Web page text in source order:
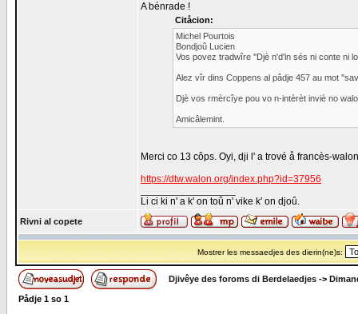
A bénrade !
Citåcion:
Michel Pourtois
Bondjoû Lucien
Vos povez tradwîre ''Djè n'd'in sés ni conte ni
Alez vîr dins Coppens al pâdje 457 au mot
Djè vos rmèrcîye pou vo n-intèrèt inviè no
Amicâlemint.
Merci co 13 côps. Oyi, dji l' a trové å francès-
https://dtw.walon.org/index.php?id=37956
Li ci ki n' a k' on toû n' vike k' on djoû.
Rivni al copete
Mostrer les messaedjes des dierin(ne)s:
Djivêye des foroms di Berdelaedjes ->
Pådje 1 so 1